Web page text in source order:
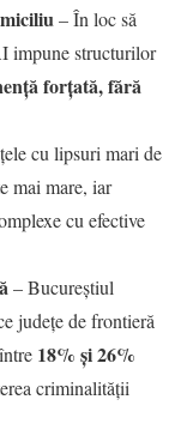
– În loc să
impune structurilor
forțată, fără
cu lipsuri mari de
mai mare, iar
cu efective
– Bucureștiul
județe de frontieră
18% și 26%
criminalității